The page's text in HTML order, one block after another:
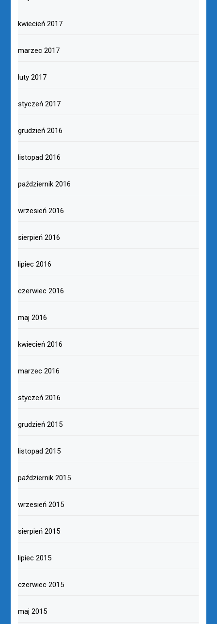
kwiecień 2017
marzec 2017
luty 2017
styczeń 2017
grudzień 2016
listopad 2016
październik 2016
wrzesień 2016
sierpień 2016
lipiec 2016
czerwiec 2016
maj 2016
kwiecień 2016
marzec 2016
styczeń 2016
grudzień 2015
listopad 2015
październik 2015
wrzesień 2015
sierpień 2015
lipiec 2015
czerwiec 2015
maj 2015